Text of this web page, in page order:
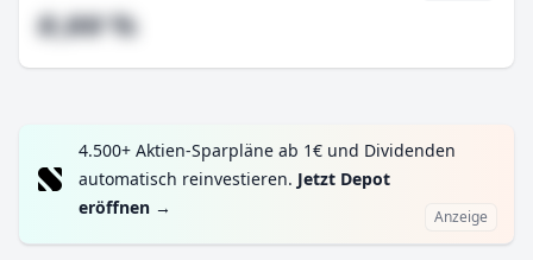
#,## %
4.500+ Aktien-Sparpläne ab 1€ und Dividenden
automatisch reinvestieren. Jetzt Depot
eröffnen → Anzeige